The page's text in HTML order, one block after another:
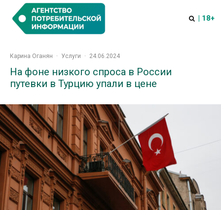
| 18+
Карина Оганян · Услуги · 24.06.2024
На фоне низкого спроса в России
путевки в Турцию упали в цене